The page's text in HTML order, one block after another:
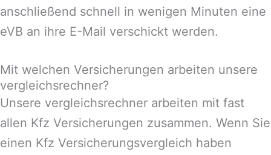
anschließend schnell in wenigen Minuten eine
eVB an ihre E-Mail verschickt werden.
Mit welchen Versicherungen arbeiten unsere
vergleichsrechner?
Unsere vergleichsrechner arbeiten mit fast
allen Kfz Versicherungen zusammen. Wenn Sie
einen Kfz Versicherungsvergleich haben